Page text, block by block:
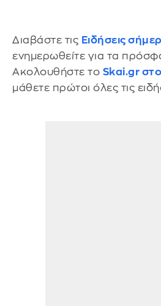
Διαβάστε τις Ειδήσεις
ενημερωθείτε για τα
Ακολουθήστε το Skai.gr
μάθετε πρώτοι όλες τις